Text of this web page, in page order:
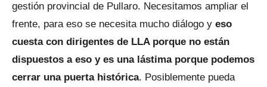
gestión provincial de Pullaro. Necesitamos ampliar el
frente, para eso se necesita mucho diálogo y eso
cuesta con dirigentes de LLA porque no están
dispuestos a eso y es una lástima porque podemos
cerrar una puerta histórica. Posiblemente pueda